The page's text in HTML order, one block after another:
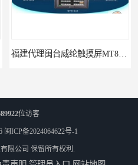
防凝露控制器CD10
位访客
闽ICP备2024064622号-1
限公司 保留所有权利.